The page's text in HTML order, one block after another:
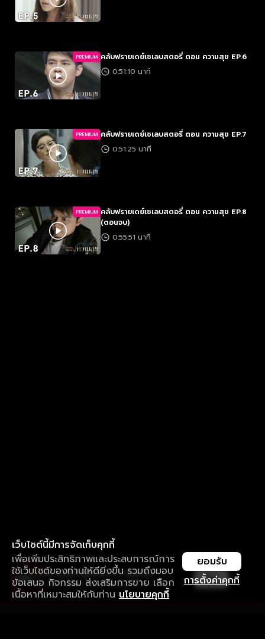
PREMIUM คลับฟรายเดย์เซเลบสตอรี่ ตอน ความสุข EP.6
0:51:10 นาที
PREMIUM คลับฟรายเดย์เซเลบสตอรี่ ตอน ความสุข EP.7
0:51:25 นาที
PREMIUM คลับฟรายเดย์เซเลบสตอรี่ ตอน ความสุข EP.8
(ตอนจบ)
0:55:51 นาที
เว็บไซต์นี้มีการจัดเก็บคุกกี้
เพื่อเพิ่มประสิทธิภาพและประสบการณ์การ
ใช้เว็บไซต์ของท่านให้ดียิ่งขึ้น รวมถึงมอบ
ข้อเสนอ กิจกรรม ส่งเสริมการขาย เลือก
เนื้อหาที่เหมาะสมให้กับท่าน นโยบายคุกกี้
การตั้งค่าคุกกี้
ยอมรับ
ใช้งานแอป ลื่นไหลกว่า ไม่มีสะดุด
ดาวน์โหลดแอปเพื่อการรับชมที่ดีกว่า เปิด